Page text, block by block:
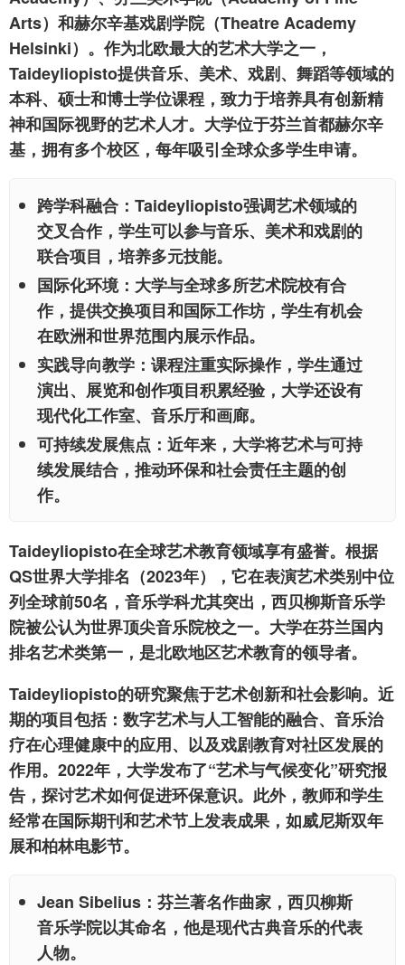
Arts）和赫尔辛基戏剧学院（Theatre Academy
Helsinki）。作为北欧最大的艺术大学之一，
Taideyliopisto提供音乐、美术、戏剧、舞蹈等领域的
本科、硕士和博士学位课程，致力于培养具有创新精
神和国际视野的艺术人才。大学位于芬兰首都赫尔辛
基，拥有多个校区，每年吸引全球众多学生申请。
跨学科融合 ：Taideyliopisto强调艺术领域的
交叉合作，学生可以参与音乐、美术和戏剧的
联合项目，培养多元技能。
国际化环境：大学与全球多所艺术院校有合
作，提供交换项目和国际工作坊，学生有机会
在欧洲和世界范围内展示作品。
实践导向教学 ：课程注重实际操作，学生通过
演出、展览和创作项目积累经验，大学还设有
现代化工作室、音乐厅和画廊。
可持续发展焦点 ：近年来，大学将艺术与可持
续发展结合，推动环保和社会责任主题的创
作。
Taideyliopisto在全球艺术教育领域享有盛誉。根据
QS世界大学排名（2023年），它在表演艺术类别中位
列全球前50名，音乐学科尤其突出，西贝柳斯音乐学
院被公认为世界顶尖音乐院校之一。大学在芬兰国内
排名艺术类第一，是北欧地区艺术教育的领导者。
Taideyliopisto的研究聚焦于艺术创新和社会影响。近
期的项目包括：数字艺术与人工智能的融合、音乐治
疗在心理健康中的应用、以及戏剧教育对社区发展的
作用。2022年，大学发布了“艺术与气候变化”研究报
告，探讨艺术如何促进环保意识。此外，教师和学生
经常在国际期刊和艺术节上发表成果，如威尼斯双年
展和柏林电影节。
Jean Sibelius ：芬兰著名作曲家，西贝柳斯
音乐学院以其命名，他是现代古典音乐的代表
人物。